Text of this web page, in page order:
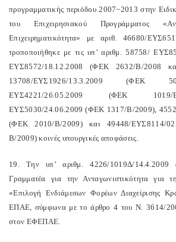
προγραμματικής περιόδου 2007−2013 στην
του Επιχειρησιακού Προγράμματος
Επιχειρηματικότητα» με αριθ. 46680/
τροποποιήθηκε με τις υπ’ αριθμ. 58758/
ΕΥΣ8572/18.12.2008 (ΦΕΚ 2632/Β/2008
13708/ΕΥΣ1926/13.3.2009 (ΦΕΚ
ΕΥΣ4221/26.05.2009 (ΦΕΚ 1019/
ΕΥΣ5030/24.06.2009 (ΦΕΚ 1317/Β/2009),
(ΦΕΚ 2010/Β/2009) και 49448/ΕΥΣ8114/
Β/2009) κοινές υπουργικές αποφάσεις.
19. Την υπ’ αριθμ. 4226/1019Δ/14.4.2009
Γραμματέα για την Ανταγωνιστικότητα για
«Επιλογή Ενδιάμεσων Φορέων Διαχείρισης
ΕΠΑΕ, σύμφωνα με το άρθρο 4 του Ν. 3614/
στον ΕΦΕΠΑΕ.